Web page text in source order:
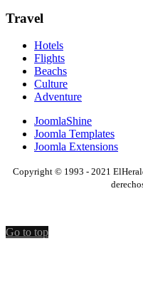
Travel
Hotels
Flights
Beachs
Culture
Adventure
JoomlaShine
Joomla Templates
Joomla Extensions
Copyright © 1993 - 2021
Go to top